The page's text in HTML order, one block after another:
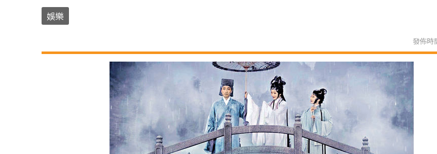
娛樂
發佈時